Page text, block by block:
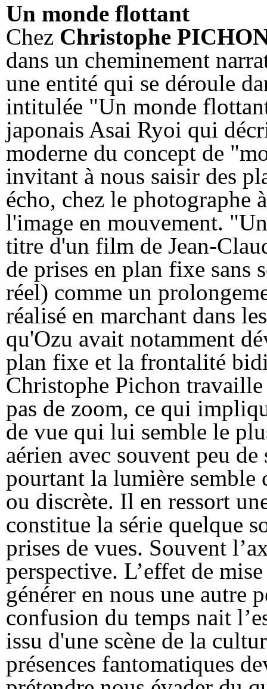
Un monde flottant
Chez Christophe
dans un cheminement
une entité qui se déroule
intitulée "Un monde
japonais Asai Ryoi qui
moderne du concept de
invitant à nous saisir des
écho, chez le photographe
l'image en mouvement.
titre d'un film de Jean-
de prises en plan fixe sans
réel) comme un
réalisé en marchant dans
qu'Ozu avait notamment
plan fixe et la frontalité
Christophe Pichon
pas de zoom, ce qui
de vue qui lui semble le
aérien avec souvent peu
pourtant la lumière semble
ou discrète. Il en ressort
constitue la série quelque
prises de vues. Souvent
perspective. L’effet de
générer en nous une autre
confusion du temps nait
issu d'une scène de la
présences fantomatiques